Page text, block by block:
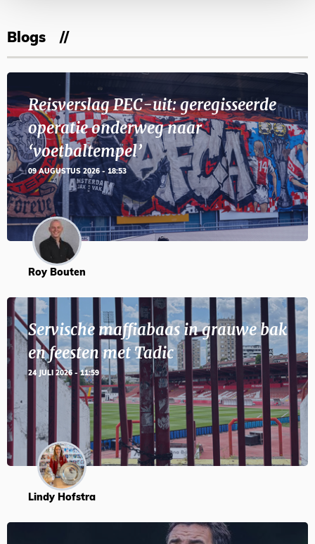
Blogs
Reisverslag PEC-uit: geregisseerde
operatie onderweg naar
‘voetbaltempel’
09 AUGUSTUS 2026 - 18:53
Roy Bouten
Servische maffiabaas in grauwe bak
en feesten met Tadic
24 JULI 2026 - 11:59
Lindy Hofstra